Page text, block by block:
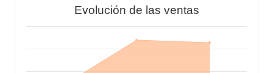
Evolución de las ventas